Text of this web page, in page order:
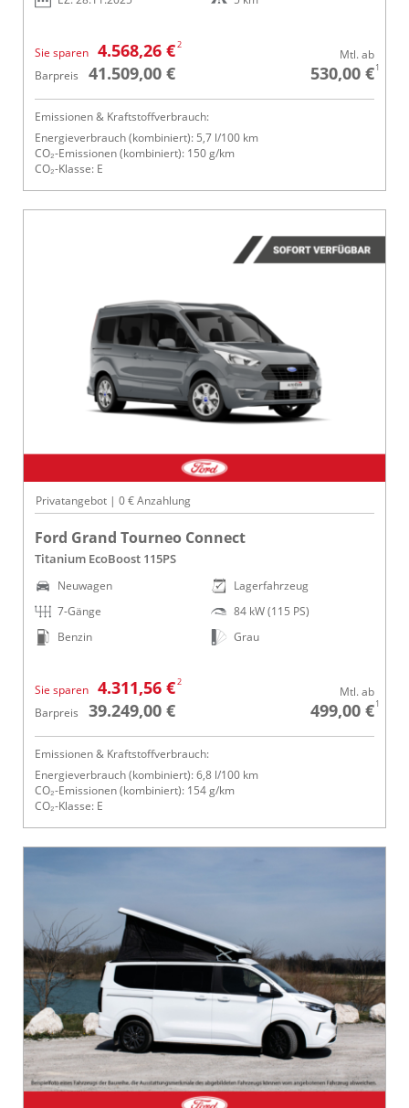
Sie sparen 4.568,26 €2
Barpreis 41.509,00 €
Mtl. ab
530,00 €1
Emissionen & Kraftstoffverbrauch:
Energieverbrauch (kombiniert): 5,7 l/100 km
CO₂-Emissionen (kombiniert): 150 g/km
CO₂-Klasse: E
Privatangebot | 0 € Anzahlung
Ford Grand Tourneo Connect
Titanium EcoBoost 115PS
Neuwagen
7-Gänge
Benzin
Lagerfahrzeug
84 kW (115 PS)
Grau
Sie sparen 4.311,56 €2
Barpreis 39.249,00 €
Mtl. ab
499,00 €1
Emissionen & Kraftstoffverbrauch:
Energieverbrauch (kombiniert): 6,8 l/100 km
CO₂-Emissionen (kombiniert): 154 g/km
CO₂-Klasse: E